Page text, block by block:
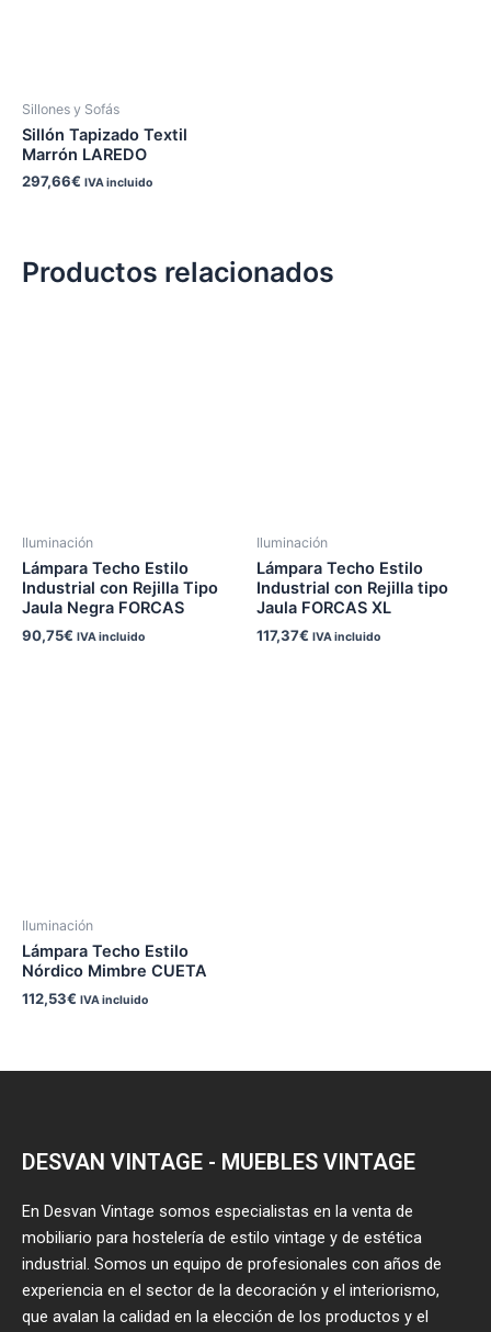
Sillones y Sofás
Sillón Tapizado Textil
Marrón LAREDO
297,66€ IVA incluido
Productos relacionados
Iluminación
Lámpara Techo Estilo
Industrial con Rejilla Tipo
Jaula Negra FORCAS
90,75€ IVA incluido
Iluminación
Lámpara Techo Estilo
Industrial con Rejilla tipo
Jaula FORCAS XL
117,37€ IVA incluido
Iluminación
Lámpara Techo Estilo
Nórdico Mimbre CUETA
112,53€ IVA incluido
DESVAN VINTAGE - MUEBLES VINTAGE
En Desvan Vintage somos especialistas en la venta de
mobiliario para hostelería de estilo vintage y de estética
industrial. Somos un equipo de profesionales con años de
experiencia en el sector de la decoración y el interiorismo,
que avalan la calidad en la elección de los productos y el